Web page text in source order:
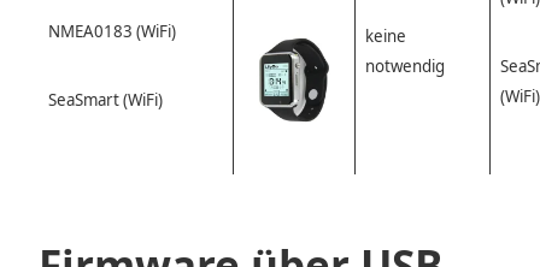
NMEA0183 (WiFi)
SeaSmart (WiFi)
keine
notwendig
(WiFi)